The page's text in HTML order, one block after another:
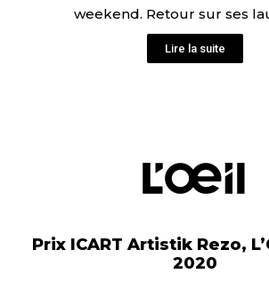
weekend. Retour sur ses
Lire la suite
Prix ICART Artistik Rezo,
2020